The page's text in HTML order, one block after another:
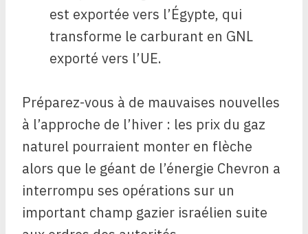
est exportée vers l’Égypte, qui
transforme le carburant en GNL
exporté vers l’UE.
Préparez-vous à de mauvaises nouvelles
à l’approche de l’hiver : les prix du gaz
naturel pourraient monter en flèche
alors que le géant de l’énergie Chevron a
interrompu ses opérations sur un
important champ gazier israélien suite